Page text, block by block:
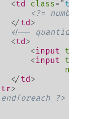
<td class= "
<?=
</ td>
<!--
<td>
< input type
< input type
name
</ td>
tr>
endforeach ?>